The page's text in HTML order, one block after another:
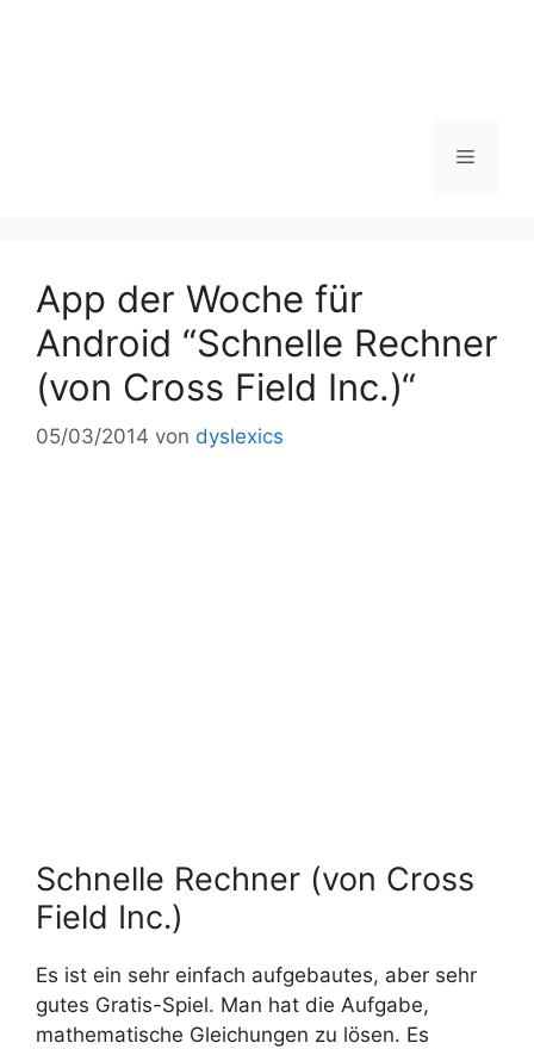
Menü
App der Woche für
Android “Schnelle Rechner
(von Cross Field Inc.)“
05/03/2014 von dyslexics
Schnelle Rechner (von Cross
Field Inc.)
Es ist ein sehr einfach aufgebautes, aber sehr
gutes Gratis-Spiel. Man hat die Aufgabe,
mathematische Gleichungen zu lösen. Es